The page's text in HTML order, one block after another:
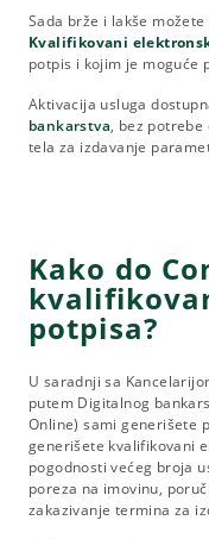
Sada brže i lakše
Kvalifikovani
potpis i kojim je moguće
Aktivacija usluga
bankarstva, bez
tela za izdavanje
Kako do
potpisa?
U saradnji sa
putem Digitalnog
Online) sami generišete
generišete kvalifikovani
pogodnosti većeg broja
poreza na imovinu,
zakazivanje termina za